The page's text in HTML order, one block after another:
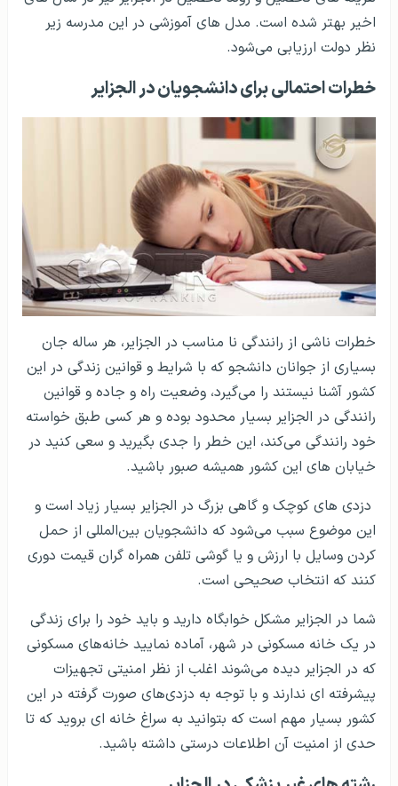
الی 17 سال بیشترین افرادی هستند که تصمیم به شرکت در
مدارس بین‌المللی می‌گیرند.
مدرسه یادگیری زبان به سبک الجزایر یکی از مدارس بین‌المللی
است که یادگیری دروس را به صورتی پیش می‌برد که فرد هیچ
کم .و کاستی در صحبت به زبان مردم این کشور نداشته باشد.
هزینه های تحصیل و روند تحصیل در الجزایر نیز در سال های
اخیر بهتر شده است. مدل های آموزشی در این مدرسه زیر
نظر دولت ارزیابی می‌شود.
خطرات احتمالی برای دانشجویان در الجزایر
خطرات ناشی از رانندگی نا مناسب در الجزایر، هر ساله جان
بسیاری از جوانان دانشجو که با شرایط و قوانین زندگی در این
کشور آشنا نیستند را می‌گیرد، وضعیت راه و جاده و قوانین
رانندگی در الجزایر بسیار محدود بوده و هر کسی طبق خواسته
خود رانندگی می‌کند، این خطر را جدی بگیرید و سعی کنید در
خیابان های این کشور همیشه صبور باشید.
دزدی های کوچک و گاهی بزرگ در الجزایر بسیار زیاد است و
این موضوع سبب می‌شود که دانشجویان بین‌المللی از حمل
کردن وسایل با ارزش و یا گوشی تلفن همراه گران قیمت دوری
کنند که انتخاب صحیحی است.